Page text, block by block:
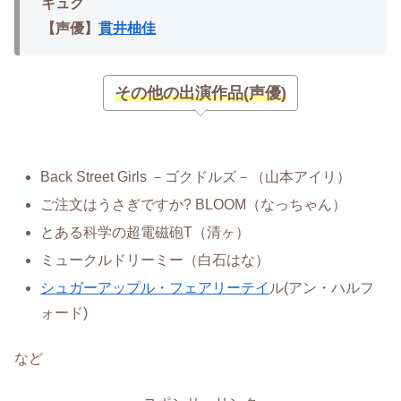
キュク
【声優】 貫井柚佳
その他の出演作品(声優)
Back Street Girls －ゴクドルズ－（山本アイリ）
ご注文はうさぎですか? BLOOM（なっちゃん）
とある科学の超電磁砲T（清ヶ）
ミュークルドリーミー（白石はな）
シュガーアップル・フェアリーテイ ル(アン・ハルフ
ォード)
など